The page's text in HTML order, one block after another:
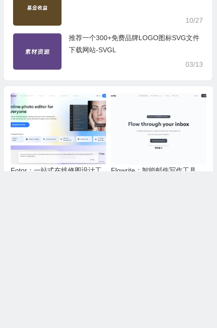
10/27
推荐一个300+免费品牌LOGO图标SVG文件
下载网站-SVGL
03/13
Fotor：一站式在线修图设计工
Flowrite：智能邮件写作工具，